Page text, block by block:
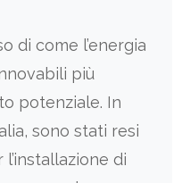
di come l’energia
più
potenziale. In
sono stati resi
di